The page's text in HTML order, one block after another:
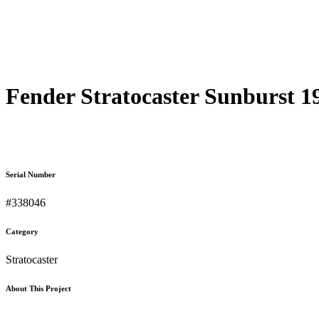
Fender Stratocaster Sunburst
Serial Number
#338046
Category
Stratocaster
About This Project